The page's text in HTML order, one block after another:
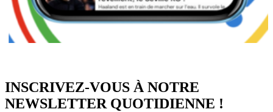
INSCRIVEZ-VOUS À NOTRE
NEWSLETTER QUOTIDIENNE !